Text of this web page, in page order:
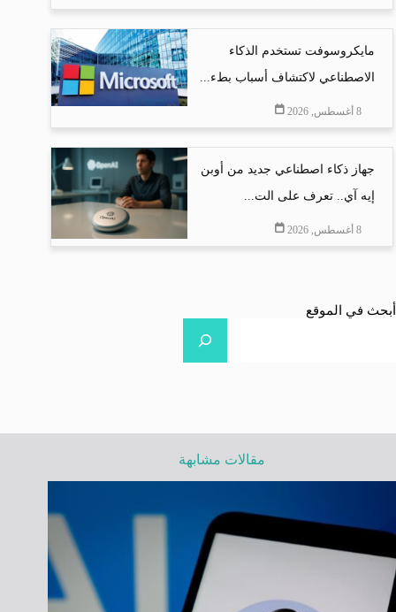
مايكروسوفت تستخدم الذكاء
الاصطناعي لاكتشاف أسباب بطء...
8 أغسطس, 2026
جهاز ذكاء اصطناعي جديد من أوبن
إيه آي.. تعرف على الت...
8 أغسطس, 2026
أبحث في الموقع
مقالات مشابهة